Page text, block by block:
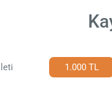
1.000 TL